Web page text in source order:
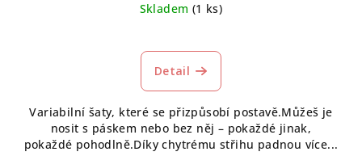
Skladem (1 ks)
hodnocení
produktu
z
5
hvězdiček.
Detail
Variabilní šaty, které se přizpůsobí postavě.Můžeš je
nosit s páskem nebo bez něj – pokaždé jinak,
pokaždé pohodlně.Díky chytrému střihu padnou více...